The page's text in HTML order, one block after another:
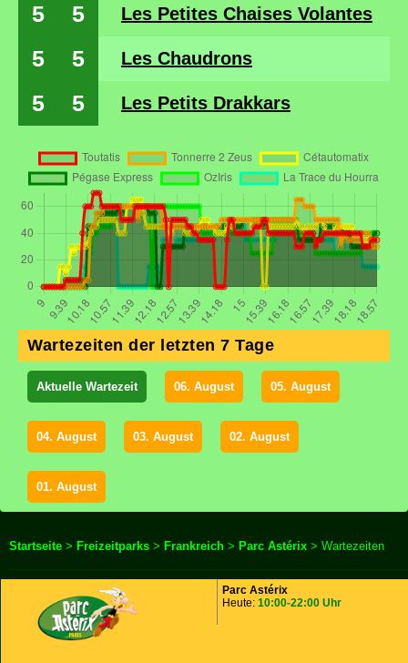
5 5 Les Petites Chaises Volantes
5 5 Les Chaudrons
5 5 Les Petits Drakkars
Wartezeiten der letzten 7 Tage
Aktuelle Wartezeit 06. August 05. August
04. August 03. August 02. August
01. August
Startseite > Freizeitparks > Frankreich > Parc Astérix > Wartezeiten
Parc Astérix
Heute: 10:00-22:00 Uhr